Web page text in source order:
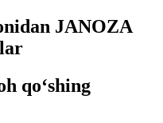
JANOZA
qo‘shing